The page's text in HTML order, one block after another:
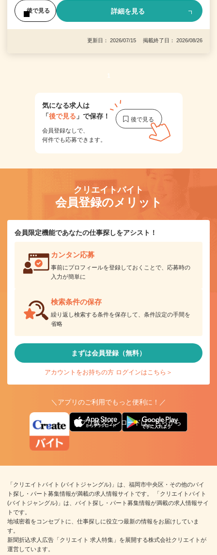
後で見る 詳細を見る
更新日： 2026/07/15 掲載終了日： 2026/08/26
1
気になる求人は
「後で見る 」で保存！
会員登録なしで、
何件でも応募できます。
クリエイトバイト
会員登録のメリット
会員限定機能であなたの仕事探しをアシスト！
カンタン応募
事前にプロフィールを登録しておくことで、応募時の
入力が簡単に
検索条件の保存
繰り返し検索する条件を保存して、条件設定の手間を
省略
まずは会員登録（無料）
アカウントをお持ちの方 ログインはこちら＞
＼アプリのご利用でもっと便利に！／
アプリ版ダウンロードはこちらから
「クリエイトバイト (バイトジャングル)」は、福岡市中央区・その他のバイ
ト探し・パート募集情報が満載の求人情報サイトです。 「クリエイトバイト
(バイトジャングル)」は、バイト探し・パート募集情報が満載の求人情報サイ
トです。
地域密着をコンセプトに、仕事探しに役立つ最新の情報をお届けしていま
す。
新聞折込求人広告「クリエイト 求人特集」を展開する株式会社クリエイトが
運営しています。